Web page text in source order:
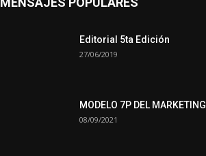
Editorial 5ta Edición
27/06/2019
MODELO 7P DEL MARKETING
08/09/2021